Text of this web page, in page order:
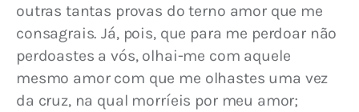
outras tantas provas do terno amor que me
consagrais. Já, pois, que para me perdoar não
perdoastes a vós, olhai-me com aquele
mesmo amor com que me olhastes uma vez
da cruz, na qual morríeis por meu amor;